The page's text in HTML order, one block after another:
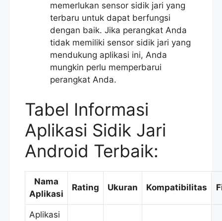
memerlukan sensor sidik jari yang
terbaru untuk dapat berfungsi
dengan baik. Jika perangkat Anda
tidak memiliki sensor sidik jari yang
mendukung aplikasi ini, Anda
mungkin perlu memperbarui
perangkat Anda.
Tabel Informasi
Aplikasi Sidik Jari
Android Terbaik:
Nama
Aplikasi
Rating Ukuran Kompatibilitas
Aplikasi